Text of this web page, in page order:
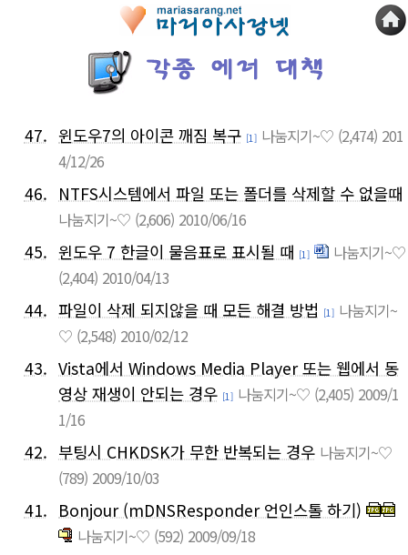
47. 윈도우7의 아이콘 깨짐 복구 [1] 나눔지기~♡ (2,474) 201
4/12/26
46. NTFS시스템에서 파일 또는 폴더를 삭제할 수 없을때
나눔지기~♡ (2,606) 2010/06/16
45. 윈도우 7 한글이 물음표로 표시될 때 [1]
나눔지기~♡
(2,404) 2010/04/13
44. 파일이 삭제 되지않을 때 모든 해결 방법 [1] 나눔지기~
♡ (2,548) 2010/02/12
43. Vista에서 Windows Media Player 또는 웹에서 동
영상 재생이 안되는 경우 [1] 나눔지기~♡ (2,405) 2009/1
1/16
42. 부팅시 CHKDSK가 무한 반복되는 경우 나눔지기~♡
(789) 2009/10/03
41. Bonjour (mDNSResponder 언인스톨 하기)
나눔지기~♡ (592) 2009/09/18